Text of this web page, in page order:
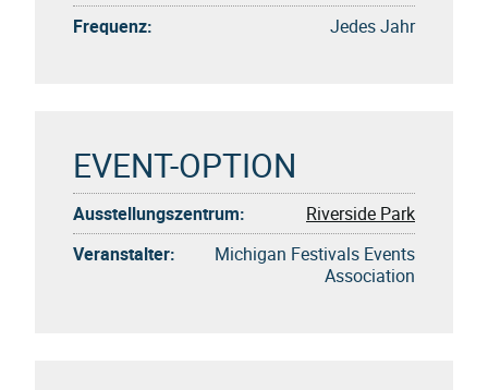
Frequenz:
Jedes Jahr
EVENT-OPTION
Ausstellungszentrum:
Riverside Park
Veranstalter:
Michigan Festivals Events
Association